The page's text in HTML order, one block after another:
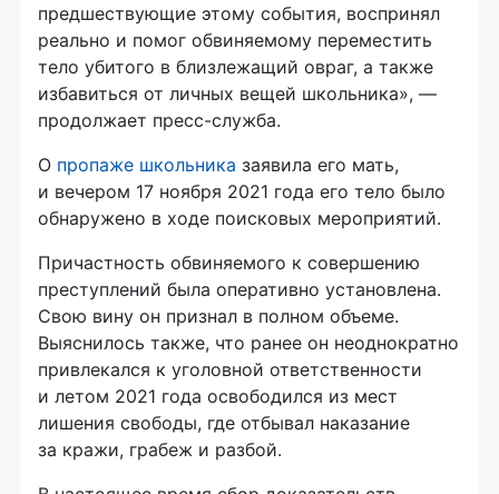
предшествующие этому события, воспринял
реально и помог обвиняемому переместить
тело убитого в близлежащий овраг, а также
избавиться от личных вещей школьника», —
продолжает пресс-служба.
О пропаже школьника заявила его мать,
и вечером 17 ноября 2021 года его тело было
обнаружено в ходе поисковых мероприятий.
Причастность обвиняемого к совершению
преступлений была оперативно установлена.
Свою вину он признал в полном объеме.
Выяснилось также, что ранее он неоднократно
привлекался к уголовной ответственности
и летом 2021 года освободился из мест
лишения свободы, где отбывал наказание
за кражи, грабеж и разбой.